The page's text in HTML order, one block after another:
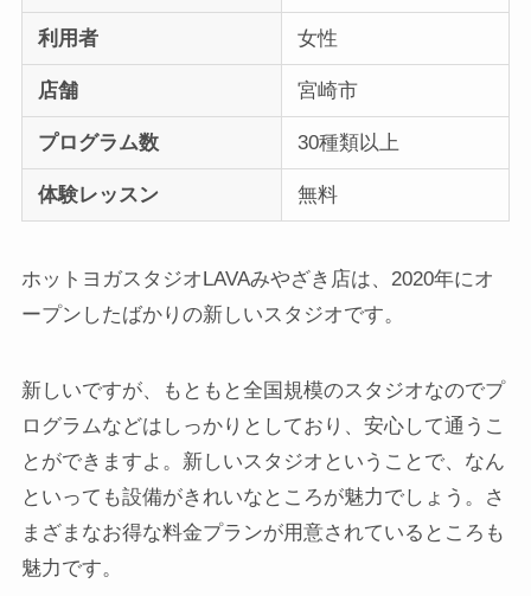
利用者 女性
店舗 宮崎市
プログラム数 30種類以上
体験レッスン 無料
ホットヨガスタジオLAVAみやざき店は、2020年にオ
ープンしたばかりの新しいスタジオです。
新しいですが、もともと全国規模のスタジオなのでプ
ログラムなどはしっかりとしており、安心して通うこ
とができますよ。新しいスタジオということで、なん
といっても設備がきれいなところが魅力でしょう。さ
まざまなお得な料金プランが用意されているところも
魅力です。